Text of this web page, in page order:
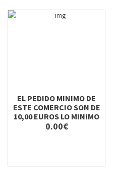
EL PEDIDO MINIMO DE
ESTE COMERCIO SON DE
10,00 EUROS LO MINIMO
0.00€